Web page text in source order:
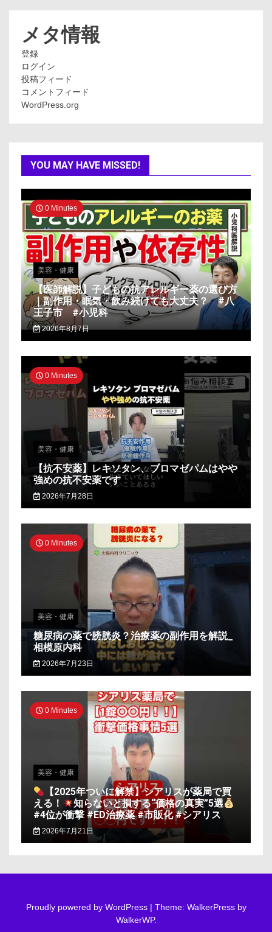
メタ情報
登録
ログイン
投稿フィード
コメントフィード
WordPress.org
YOU MAY HAVE MISSED!
0 Minutes
美容・健康
【医師解説】子どもの抗アレルギー薬の選び方
｜副作用・眠気・飲み続けても大丈夫？ #八
王子市 #小児科
2026年8月7日
0 Minutes
美容・健康
【抗不安薬】レキソタン、ブロマゼパムはやや
強めの抗不安薬です
2026年7月28日
0 Minutes
美容・健康
糖尿病の薬で膀胱炎？治療薬の副作用を解説_
相模原内科
2026年7月23日
0 Minutes
美容・健康
【2025年ついに解禁】シアリスが薬局で買
える！
知らないと損する“価格の真実”5選
#4位が衝撃 #ED治療薬 #市販化 #シアリス
2026年7月21日
Proudly powered by WordPress | Theme: WalkerPress by
WalkerWP.